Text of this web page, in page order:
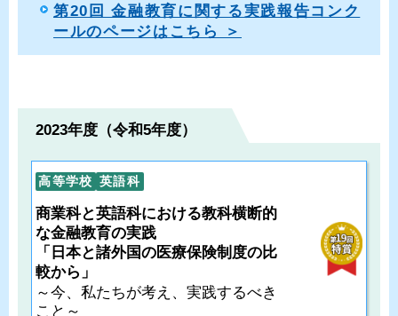
第20回 金融教育に関する実践報告コンク
ールのページはこちら ＞
2023年度（令和5年度）
高等学校 英語科
商業科と英語科における教科横断的
な金融教育の実践
「日本と諸外国の医療保険制度の比
較から」
～今、私たちが考え、実践するべき
こと～